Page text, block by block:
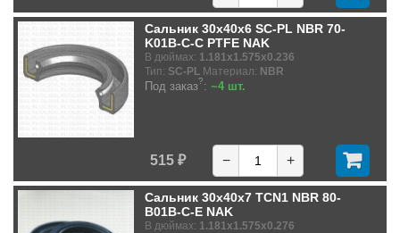
Сальник 30x40x6 SC-PL NBR 70-
K01B-C-C PTFE NAK
В дюймах: 1.181x1.575x0.236
Тип: SC-PL Материал: NBR
Под заказ?: ~4 шт.
515 ₽ − +
Сальник 30x40x7 TCN1 NBR 80-
B01B-C-E NAK
В дюймах: 1.181x1.575x0.276